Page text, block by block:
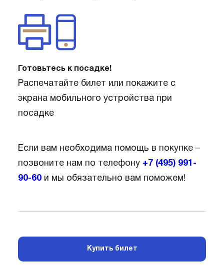
Готовьтесь к посадке!
Распечатайте билет или покажите с
экрана мобильного устройства при
посадке
Если вам необходима помощь в покупке –
позвоните нам по телефону +7 (495) 991-
90-60и мы обязательно вам поможем!
Купить билет